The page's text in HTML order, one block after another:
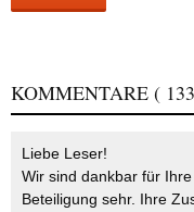
KOMMENTARE (
Liebe Leser!
Wir sind dankbar für
Beteiligung sehr. Ihre